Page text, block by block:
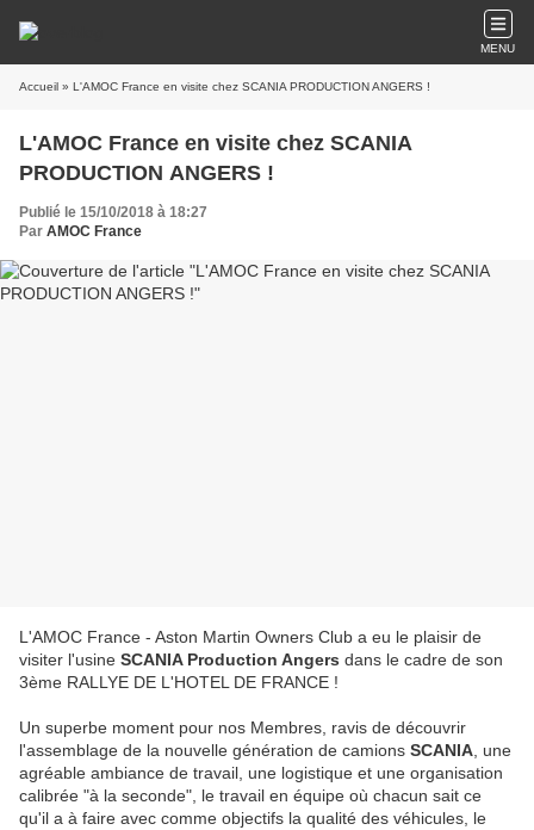
MENU
Accueil » L'AMOC France en visite chez SCANIA PRODUCTION ANGERS !
L'AMOC France en visite chez SCANIA
PRODUCTION ANGERS !
Publié le 15/10/2018 à 18:27
Par AMOC France
L'AMOC France - Aston Martin Owners Club a eu le plaisir de
visiter l'usine SCANIA Production Angers dans le cadre de son
3ème RALLYE DE L'HOTEL DE FRANCE !
Un superbe moment pour nos Membres, ravis de découvrir
l'assemblage de la nouvelle génération de camions SCANIA , une
agréable ambiance de travail, une logistique et une organisation
calibrée "à la seconde", le travail en équipe où chacun sait ce
qu'il a à faire avec comme objectifs la qualité des véhicules, le